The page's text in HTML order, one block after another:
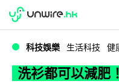
洗衫都可以
WWDC 2026
科技娛樂 生活科技 健
洗衫都可以減肥